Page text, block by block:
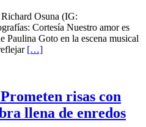
Osuna (IG:
Cortesía Nuestro amor es
Paulina Goto en la escena musical
[…]
risas con
llena de enredos